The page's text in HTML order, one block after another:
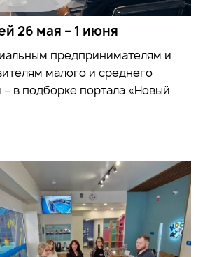
26 мая – 1 июня
предпринимателям и
малого и среднего
в подборке портала «Новый